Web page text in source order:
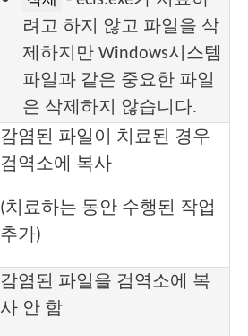
려고 하지 않고 파일을 삭
제하지만 Windows시스템
파일과 같은 중요한 파일
은 삭제하지 않습니다.
감염된 파일이 치료된 경우
검역소에 복사
(치료하는 동안 수행된 작업
추가)
감염된 파일을 검역소에 복
사 안 함